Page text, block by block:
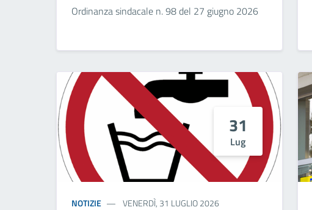
Ordinanza sindacale n. 98 del 27 giugno 2026
31
Lug
NOTIZIE VENERDÌ, 31 LUGLIO 2026